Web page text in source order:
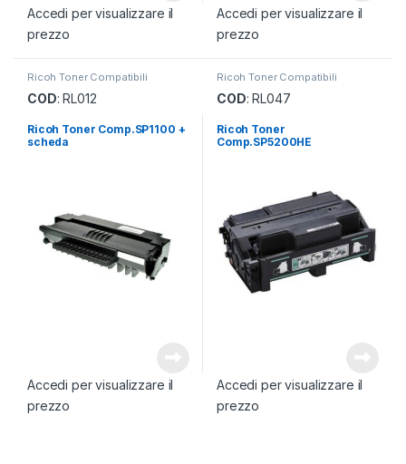
Accedi per visualizzare il
prezzo
Accedi per visualizzare il
prezzo
Ricoh Toner Compatibili
COD: RL012
Ricoh Toner Comp.SP1100 +
scheda
Accedi per visualizzare il
prezzo
Ricoh Toner Compatibili
COD: RL047
Ricoh Toner
Comp.SP5200HE
Accedi per visualizzare il
prezzo